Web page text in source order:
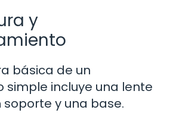
y
básica de un
simple incluye una lente
soporte y una base.